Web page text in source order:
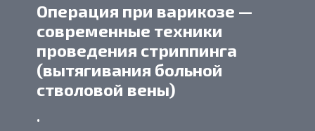
Операция при варикозе —
современные техники
проведения стриппинга
(вытягивания больной
стволовой вены)